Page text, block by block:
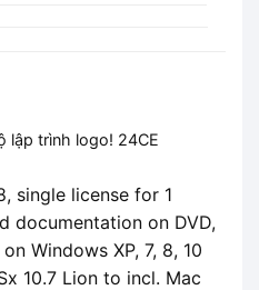
lập trình logo! 24CE
single license for 1
documentation on DVD,
Windows XP, 7, 8, 10
10.7 Lion to incl. Mac